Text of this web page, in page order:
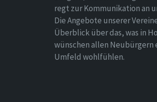
regt zur Kommunikation an
Die Angebote unserer
Überblick über das, was in
wünschen allen Neubürgern
Umfeld wohlfühlen.